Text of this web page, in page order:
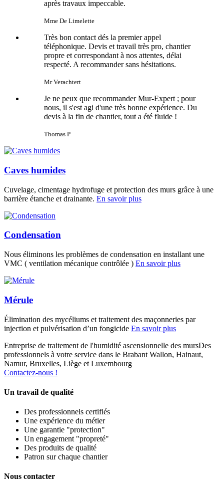
après travaux impeccable.
Mme De Limelette
Très bon contact dés la premier appel
téléphonique. Devis et travail très pro, chantier
propre et correspondant à nos attentes, délai
respecté. A recommander sans hésitations.
Mr Verachtert
Je ne peux que recommander Mur-Expert ; pour
nous, il s'est agi d'une très bonne expérience. Du
devis à la fin de chantier, tout a été fluide !
Thomas P
Caves humides
Cuvelage, cimentage hydrofuge et protection des murs grâce à une
barrière étanche et drainante. En savoir plus
Condensation
Nous éliminons les problèmes de condensation en installant une
VMC ( ventilation mécanique contrôlée ) En savoir plus
Mérule
Élimination des mycéliums et traitement des maçonneries par
injection et pulvérisation d’un fongicide En savoir plus
Entreprise de traitement de l'humidité ascensionnelle des mursDes
professionnels à votre service dans le Brabant Wallon, Hainaut,
Namur, Bruxelles, Liège et Luxembourg
Contactez-nous !
Un travail de qualité
Des professionnels certifiés
Une expérience du métier
Une garantie "protection"
Un engagement "propreté"
Des produits de qualité
Patron sur chaque chantier
Nous contacter